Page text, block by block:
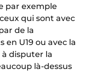
par exemple
qui sont avec
de la
U19 ou avec la
disputer la
là-dessus